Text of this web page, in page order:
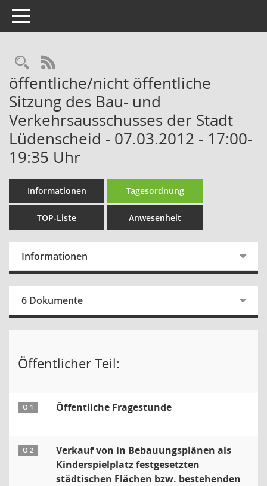
Toggle navigation
Rechercheauswahl
RSS-Feed
öffentliche/nicht öffentliche
Sitzung des Bau- und
Verkehrsausschusses der Stadt
Lüdenscheid - 07.03.2012 - 17:00-
19:35 Uhr
Informationen Tagesordnung
TOP-Liste Anwesenheit
Informationen
6 Dokumente
Öffentlicher Teil:
Ö 1 Öffentliche Fragestunde
Ö 2
Verkauf von in Bebauungsplänen als
Kinderspielplatz festgesetzten
städtischen Flächen bzw. bestehenden